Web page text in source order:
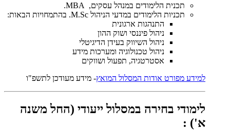
תכנית הלימודים במנהל עסקים, MBA.
תכניות הלימודים במדעי הניהול M.Sc. בהתמחויות הבאות:
התנהגות ארגונית
ניהול פיננסי ושוק ההון
ניהול השיווק בעידן הדיגיטלי
ניהול טכנולוגיה ומערכות מידע
אסטרטגיה, תפעול ושווקים
למידע מפורט אודות המסלול המואץ- מידע מעודכן לתשפ"ו
לימודי בחירה במסלול ייעודי (החל משנה
א') :